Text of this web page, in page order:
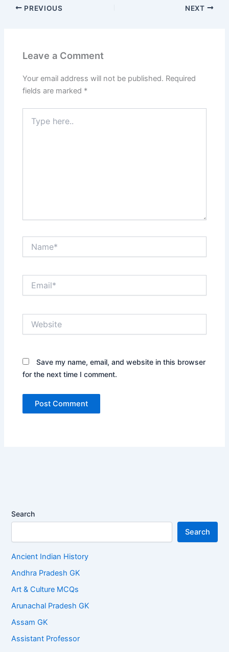
PREVIOUS NEXT
Leave a Comment
Your email address will not be published. Required
fields are marked *
here..
Save my name, email, and website in this browser
for the next time I comment.
Search
Search
Ancient Indian History
Andhra Pradesh GK
Art & Culture MCQs
Arunachal Pradesh GK
Assam GK
Assistant Professor